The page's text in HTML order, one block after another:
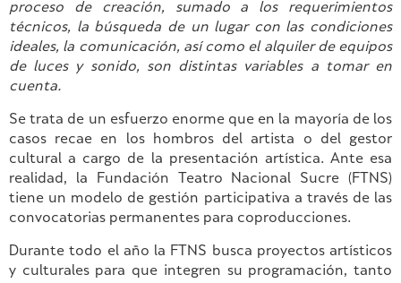
proceso de creación, sumado a los requerimientos
técnicos, la búsqueda de un lugar con las condiciones
ideales, la comunicación, así como el alquiler de equipos
de luces y sonido, son distintas variables a tomar en
cuenta.
Se trata de un esfuerzo enorme que en la mayoría de los
casos recae en los hombros del artista o del gestor
cultural a cargo de la presentación artística. Ante esa
realidad, la Fundación Teatro Nacional Sucre (FTNS)
tiene un modelo de gestión participativa a través de las
convocatorias permanentes para coproducciones.
Durante todo el año la FTNS busca proyectos artísticos
y culturales para que integren su programación, tanto